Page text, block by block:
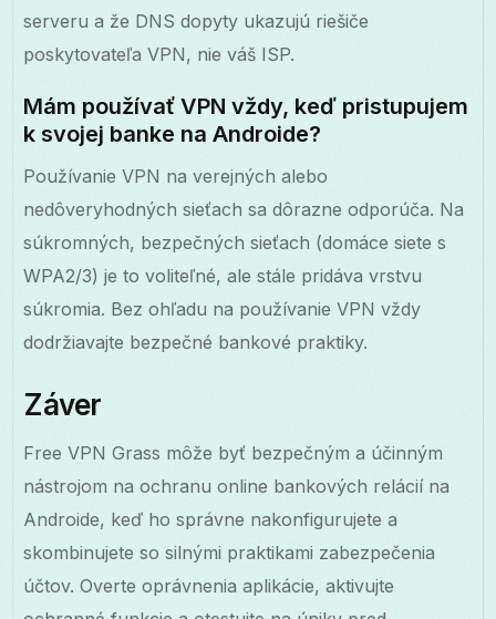
serveru a že DNS dopyty ukazujú riešiče
poskytovateľa VPN, nie váš ISP.
Mám používať VPN vždy, keď pristupujem
k svojej banke na Androide?
Používanie VPN na verejných alebo
nedôveryhodných sieťach sa dôrazne odporúča. Na
súkromných, bezpečných sieťach (domáce siete s
WPA2/3) je to voliteľné, ale stále pridáva vrstvu
súkromia. Bez ohľadu na používanie VPN vždy
dodržiavajte bezpečné bankové praktiky.
Záver
Free VPN Grass môže byť bezpečným a účinným
nástrojom na ochranu online bankových relácií na
Androide, keď ho správne nakonfigurujete a
skombinujete so silnými praktikami zabezpečenia
účtov. Overte oprávnenia aplikácie, aktivujte